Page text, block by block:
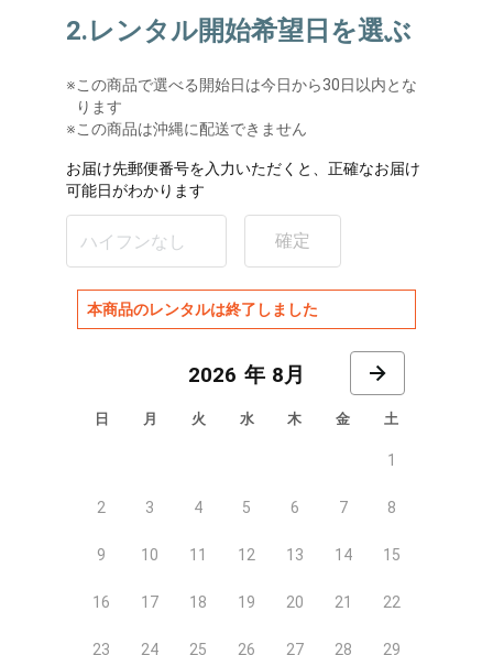
2.レンタル開始希望日を選ぶ
※この商品で選べる開始日は今日から30日以内とな
ります
※この商品は沖縄に配送できません
お届け先郵便番号を入力いただくと、正確なお届け
可能日がわかります
確定
本商品のレンタルは終了しました
8月
日 月 火 水 木 金 土
1
2 3 4 5 6 7 8
9 10 11 12 13 14 15
16 17 18 19 20 21 22
23 24 25 26 27 28 29